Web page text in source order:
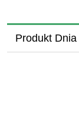
Produkt Dnia